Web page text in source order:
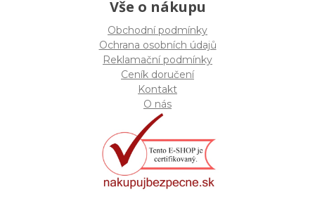
Vše o nákupu
Obchodní podmínky
Ochrana osobních údajů
Reklamační podmínky
Ceník doručení
Kontakt
O nás